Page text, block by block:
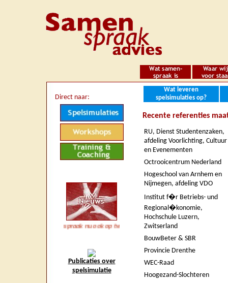
Direct naar:
*** *** Samenspraak nu ook op twitter (Samenspraak) *** Verschillende
Publicaties over
spelsimulatie
Wat leveren
spelsimulaties op?
Recente referenties
RU, Dienst Studentenzaken,
afdeling Voorlichting, Cultuur
en Evenementen
Octrooicentrum Nederland
Hogeschool van Arnhem en
Nijmegen, afdeling VDO
Institut f�r Betriebs- und
Regional�konomie,
Hochschule Luzern,
Zwitserland
BouwBeter & SBR
Provincie Drenthe
WEC-Raad
Hoogezand-Slochteren